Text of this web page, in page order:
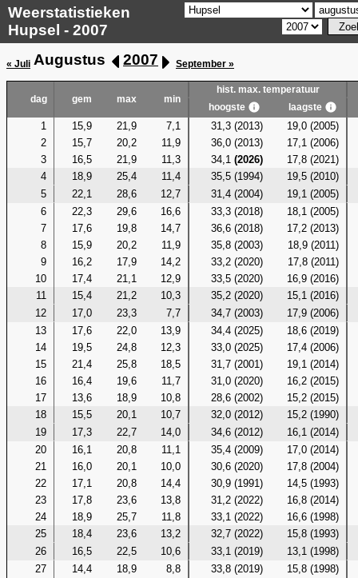
Weerstatistieken
Hupsel - 2007
« Juli Augustus 2007 September »
dag gem max min
hist. max. temperatuur
hoogste
laagste
1 15,9 21,9 7,1 31,3 (2013)
19,0 (2005)
2
15,7 20,2 11,9 36,0 (2013)
17,1 (2006)
3
16,5 21,9 11,3 34,1(2026)
17,8 (2021)
4
18,9 25,4 11,4 35,5 (1994)
19,5 (2010)
5
22,1 28,6 12,7 31,4 (2004)
19,1 (2005)
6
22,3 29,6 16,6 33,3 (2018)
18,1 (2005)
7
17,6 19,8 14,7 36,6 (2018)
17,2 (2013)
8
15,9 20,2 11,9 35,8 (2003)
18,9 (2011)
9
16,2 17,9 14,2 33,2 (2020)
17,8 (2011)
10
17,4 21,1 12,9 33,5 (2020)
16,9 (2016)
11
15,4 21,2 10,3 35,2 (2020)
15,1 (2016)
12
17,0 23,3 7,7 34,7 (2003)
17,9 (2006)
13
17,6 22,0 13,9 34,4 (2025)
18,6 (2019)
14
19,5 24,8 12,3 33,0 (2025)
17,4 (2006)
15
21,4 25,8 18,5 31,7 (2001)
19,1 (2014)
16
16,4 19,6 11,7 31,0 (2020)
16,2 (2015)
17
13,6 18,9 10,8 28,6 (2002)
15,2 (2015)
18
15,5 20,1 10,7 32,0 (2012)
15,2 (1990)
19
17,3 22,7 14,0 34,6 (2012)
16,1 (2014)
20
16,1 20,8 11,1 35,4 (2009)
17,0 (2014)
21
16,0 20,1 10,0 30,6 (2020)
17,8 (2004)
22
17,1 20,8 14,4 30,9 (1991)
14,5 (1993)
23
17,8 23,6 13,8 31,2 (2022)
16,8 (2014)
24
18,9 25,7 11,8 33,1 (2022)
16,6 (1998)
25
18,4 23,6 13,2 32,7 (2022)
15,8 (1993)
26
16,5 22,5 10,6 33,1 (2019)
13,1 (1998)
27
14,4 18,9 8,8 33,8 (2019)
15,8 (1998)